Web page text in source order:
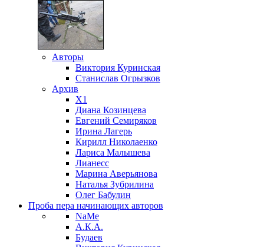
Авторы
Виктория Куринская
Станислав Огрызков
Архив
X1
Диана Козинцева
Евгений Семиряков
Ирина Лагерь
Кирилл Николаенко
Лариса Малышева
Лианесс
Марина Аверьянова
Наталья Зубрилина
Олег Бабулин
Проба пера начинающих авторов
NaMe
А.К.А.
Будаев